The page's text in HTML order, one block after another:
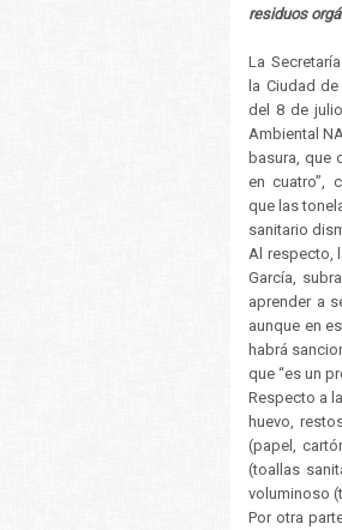
residuos
La
la Ciudad
del 8 de
Ambiental
basura, que
en cuatro”,
que las
sanitario
Al respecto,
García,
aprender a
aunque en
habrá
que “es un
Respecto a
huevo,
(papel,
(toallas
voluminoso
Por otra